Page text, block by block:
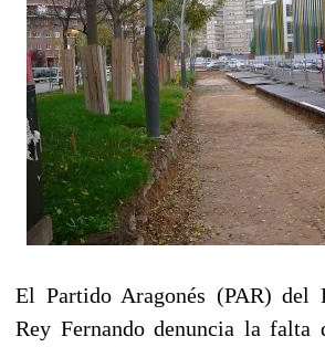
El Partido Aragonés (PAR) del
Rey Fernando denuncia la falta